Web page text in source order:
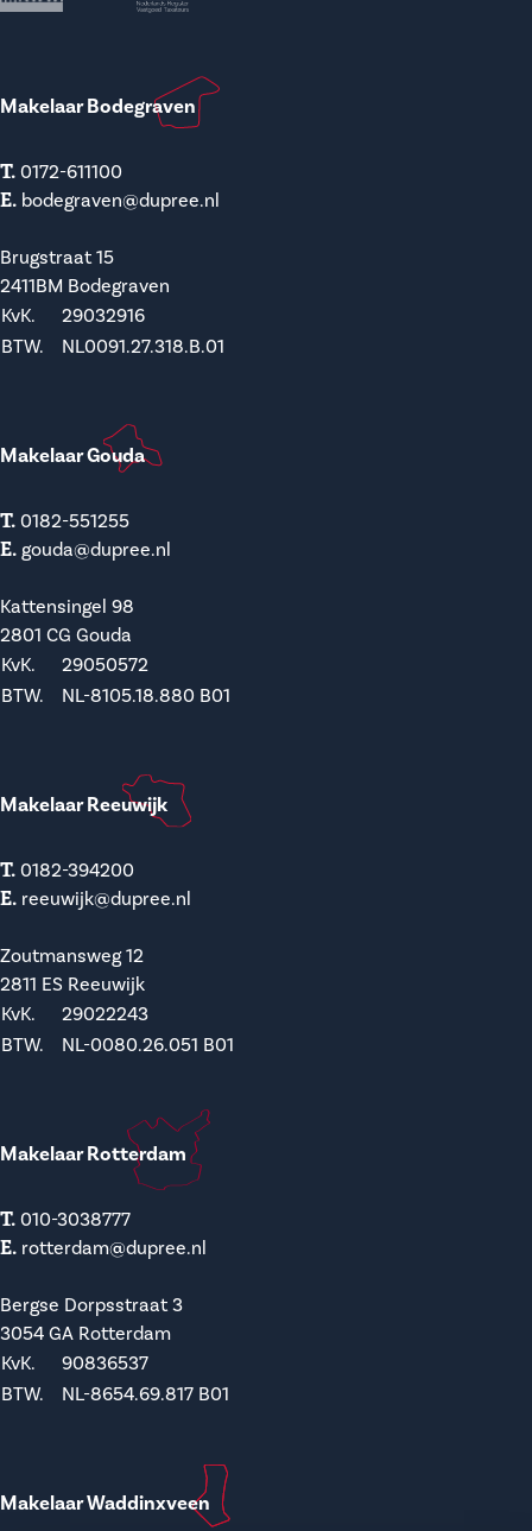
Makelaar Bodegraven
T. 0172-611100
E. bodegraven@dupree.nl
Brugstraat 15
2411BM Bodegraven
KvK.
29032916
BTW.
NL0091.27.318.B.01
Makelaar Gouda
T. 0182-551255
E. gouda@dupree.nl
Kattensingel 98
2801 CG Gouda
KvK.
29050572
BTW.
NL-8105.18.880 B01
Makelaar Reeuwijk
T. 0182-394200
E. reeuwijk@dupree.nl
Zoutmansweg 12
2811 ES Reeuwijk
KvK.
29022243
BTW.
NL-0080.26.051 B01
Makelaar Rotterdam
T. 010-3038777
E. rotterdam@dupree.nl
Bergse Dorpsstraat 3
3054 GA Rotterdam
KvK.
90836537
BTW.
NL-8654.69.817 B01
Makelaar Waddinxveen